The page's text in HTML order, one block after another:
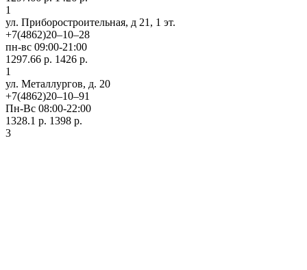
1
ул. Приборостроительная, д 21, 1 эт.
+7(4862)20‒10‒28
пн-вс 09:00-21:00
1297.66 р. 1426 р.
1
ул. ​Металлургов, д. 20
+7(4862)20‒10‒91
Пн-Вс 08:00-22:00
1328.1 р. 1398 р.
3